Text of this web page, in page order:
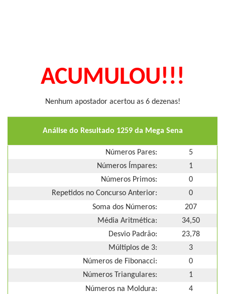
ACUMULOU!!!
Nenhum apostador acertou as 6 dezenas!
Análise do Resultado 1259 da Mega Sena
Números Pares:
5
Números Ímpares:
1
Números Primos:
0
Repetidos no Concurso Anterior:
0
Soma dos Números:
207
Média Aritmética:
34,50
Desvio Padrão:
23,78
Múltiplos de 3:
3
Números de Fibonacci:
0
Números Triangulares:
1
Números na Moldura:
4